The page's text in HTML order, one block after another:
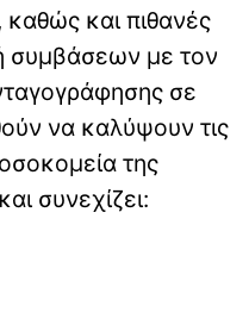
και πιθανές
συμβάσεων με τον
σε
να καλύψουν τις
της
συνεχίζει: